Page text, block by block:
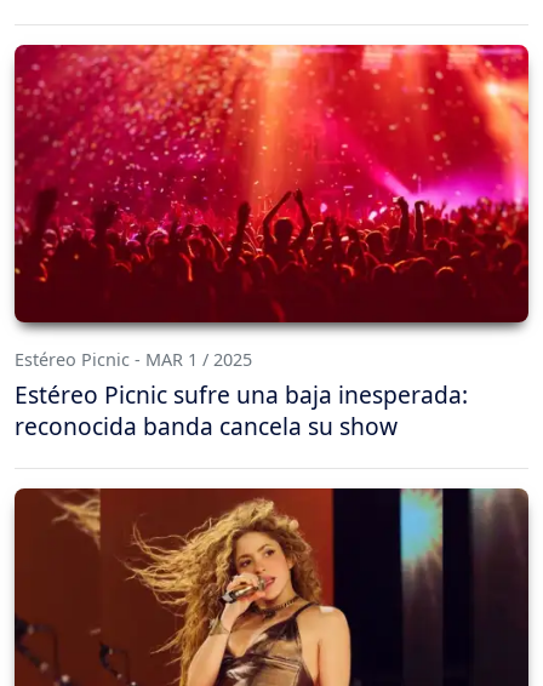
Estéreo Picnic - MAR 1 / 2025
Estéreo Picnic sufre una baja inesperada:
reconocida banda cancela su show